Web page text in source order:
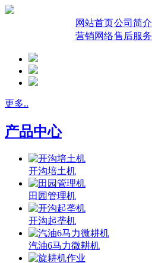
网站首页公司简介
营销网络售后服务
更多..
产品中心
开沟培土机
田园管理机
开沟起垄机
汽油6马力微耕机